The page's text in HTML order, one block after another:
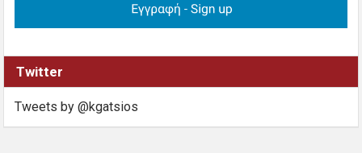
Twitter
Tweets by @kgatsios